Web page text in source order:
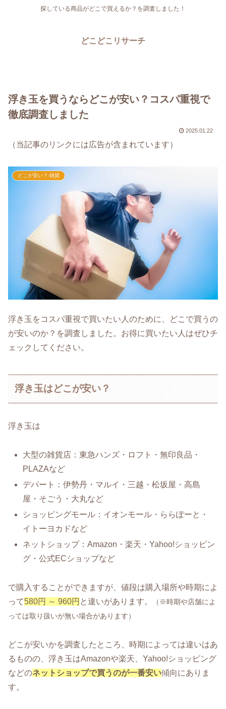
探している商品がどこで買えるか？を調査しました！
どこどこリサーチ
浮き玉を買うならどこが安い？コスパ重視で
徹底調査しました
2025.01.22
（当記事のリンクには広告が含まれています）
どこが安い？-雑貨
浮き玉をコスパ重視で買いたい人のために、どこで買うの
が安いのか？を調査しました。お得に買いたい人はぜひチ
ェックしてください。
浮き玉はどこが安い？
浮き玉は
大型の雑貨店：東急ハンズ・ロフト・無印良品・
PLAZAなど
デパート：伊勢丹・マルイ・三越・松坂屋・高島
屋・そごう・大丸など
ショッピングモール：イオンモール・ららぽーと・
イトーヨカドなど
ネットショップ：Amazon・楽天・Yahoo!ショッピン
グ・公式ECショップなど
で購入することができますが、値段は購入場所や時期によ
って580円 ～ 960円 と違いがあります。
（※時期や店舗によ
っては取り扱いが無い場合があります）
どこが安いかを調査したところ、時期によっては違いはあ
るものの、浮き玉はAmazonや楽天、Yahoo!ショッピング
などのネットショップで買うのが一番安い傾向にありま
す。